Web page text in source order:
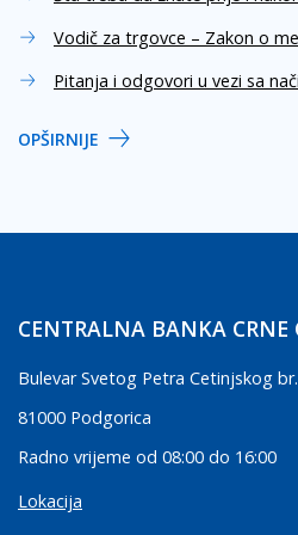
Vodič za trgovce – Zakon o
Pitanja i odgovori u vezi sa
OPŠIRNIJE
CENTRALNA BANKA CRNE
Bulevar Svetog Petra Cetinjskog
81000 Podgorica
Radno vrijeme od 08:00 do 16:00
Lokacija